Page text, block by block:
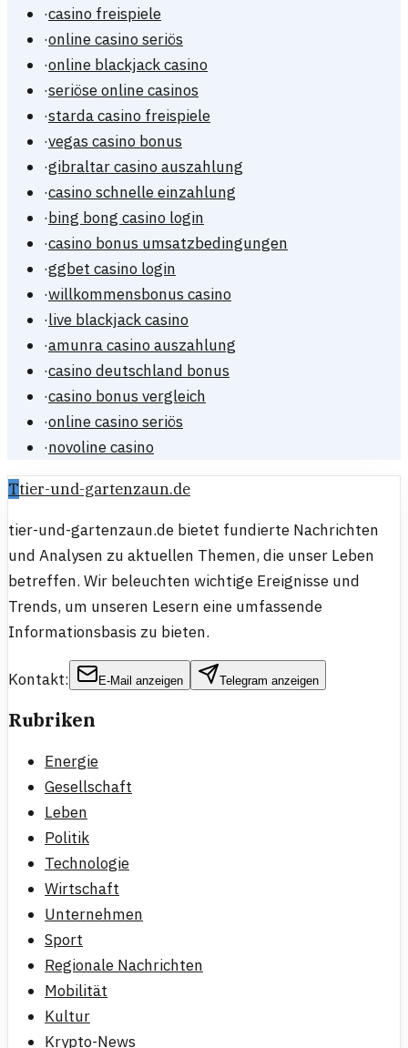
·casino freispiele
·online casino seriös
·online blackjack casino
·seriöse online casinos
·starda casino freispiele
·vegas casino bonus
·gibraltar casino auszahlung
·casino schnelle einzahlung
·bing bong casino login
·casino bonus umsatzbedingungen
·ggbet casino login
·willkommensbonus casino
·live blackjack casino
·amunra casino auszahlung
·casino deutschland bonus
·casino bonus vergleich
·online casino seriös
·novoline casino
Ttier-und-gartenzaun.de
tier-und-gartenzaun.de bietet fundierte Nachrichten
und Analysen zu aktuellen Themen, die unser Leben
betreffen. Wir beleuchten wichtige Ereignisse und
Trends, um unseren Lesern eine umfassende
Informationsbasis zu bieten.
Kontakt: E-Mail anzeigen Telegram anzeigen
Rubriken
Energie
Gesellschaft
Leben
Politik
Technologie
Wirtschaft
Unternehmen
Sport
Regionale Nachrichten
Mobilität
Kultur
Krypto-News